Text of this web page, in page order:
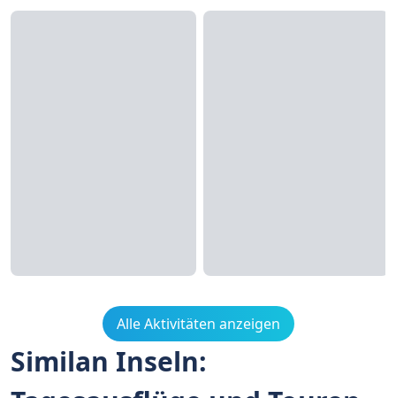
Alle Aktivitäten anzeigen
Similan Inseln: